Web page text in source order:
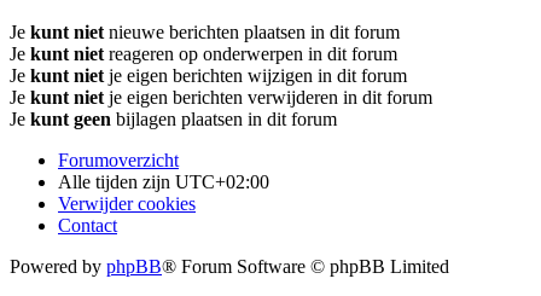
Je kunt niet nieuwe berichten plaatsen in dit forum
Je kunt niet reageren op onderwerpen in dit forum
Je kunt niet je eigen berichten wijzigen in dit forum
Je kunt niet je eigen berichten verwijderen in dit forum
Je kunt geen bijlagen plaatsen in dit forum
Forumoverzicht
Alle tijden zijn UTC+02:00
Verwijder cookies
Contact
Powered by phpBB® Forum Software © phpBB Limited